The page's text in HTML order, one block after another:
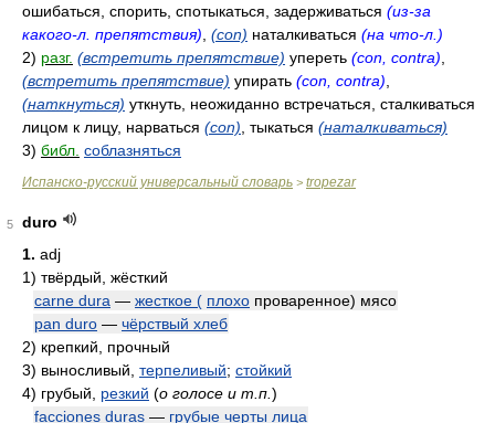
ошибаться, спорить, спотыкаться, задерживаться (из-за
какого-л. препятствия) (con) наталкиваться (на что-л.)
2) разг. (встретить препятствие) упереть (con, contra)
(встретить препятствие) упирать (con, contra)
(наткнуться) уткнуть, неожиданно встречаться, сталкиваться
лицом к лицу, нарваться (con) , тыкаться (наталкиваться)
3) библ. соблазняться
Испанско-русский универсальный словарь > tropezar
5
duro
1. adj
1) твёрдый, жёсткий
carne dura — жесткое ( плохо проваренное) мясо
pan duro — чёрствый хлеб
2) крепкий, прочный
3) выносливый, терпеливый; стойкий
4) грубый, резкий (о голосе и т.п. )
facciones duras — грубые черты лица